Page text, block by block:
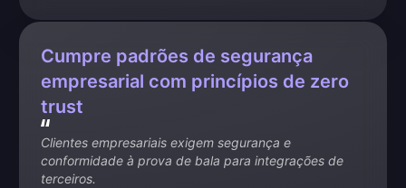
Cumpre padrões de segurança
empresarial com princípios de zero
trust
Clientes empresariais exigem segurança e
conformidade à prova de bala para integrações de
terceiros.